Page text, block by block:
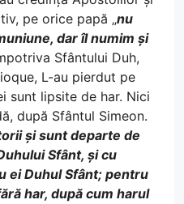
pe orice papă „nu
dar îl numim și
Sfântului Duh,
L-au pierdut pe
sunt lipsite de har. Nici
după Sfântul Simeon.
și sunt departe de
Sfânt, și cu
ei Duhul Sfânt; pentru
har, după cum harul